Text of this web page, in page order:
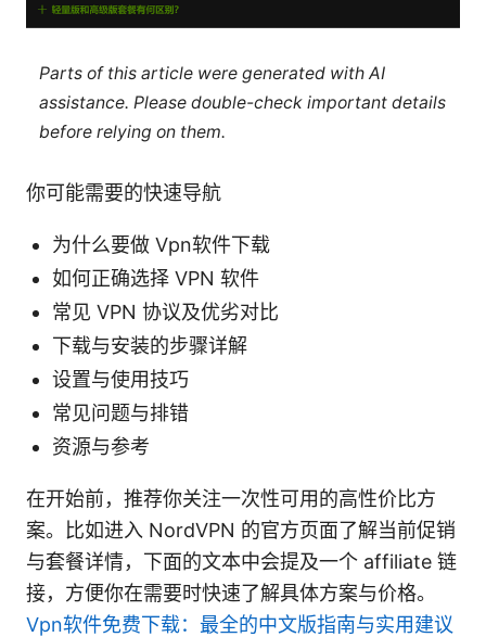
Parts of this article were generated with AI
assistance. Please double-check important details
before relying on them.
你可能需要的快速导航
为什么要做 Vpn软件下载
如何正确选择 VPN 软件
常见 VPN 协议及优劣对比
下载与安装的步骤详解
设置与使用技巧
常见问题与排错
资源与参考
在开始前，推荐你关注一次性可用的高性价比方
案。比如进入 NordVPN 的官方页面了解当前促销
与套餐详情，下面的文本中会提及一个 affiliate 链
接，方便你在需要时快速了解具体方案与价格。
Vpn软件免费下载：最全的中文版指南与实用建议